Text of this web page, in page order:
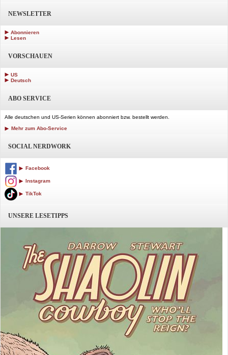
NEWSLETTER
Abonnieren
Lesen
VORSCHAUEN
US
Deutsch
ABO SERVICE
Alle deutschen und US-Serien können abonniert bzw. bestellt werden.
Mehr zum Abo-Service
SOCIAL NERDWORK
Facebook
Instagram
TikTok
UNSERE LESETIPPS